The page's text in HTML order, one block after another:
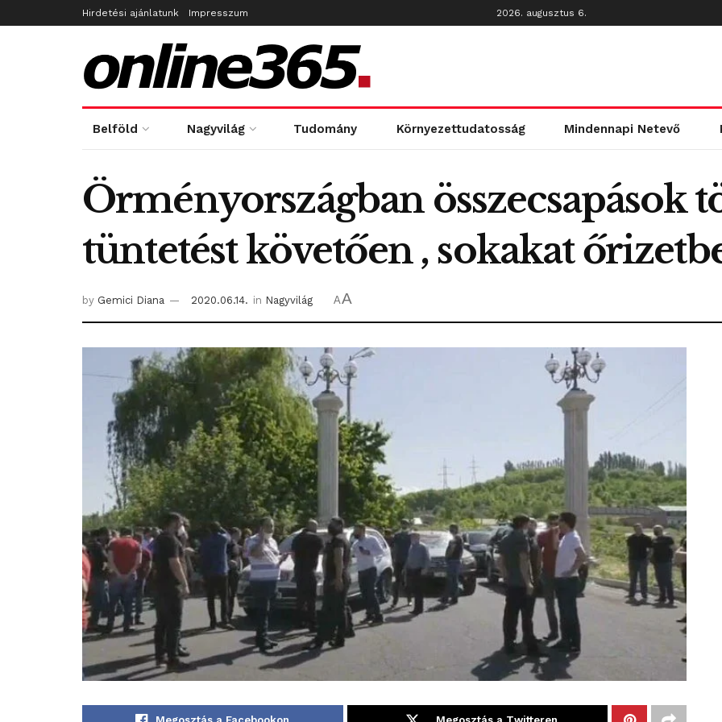
Hirdetési ajánlatunk Impresszum 2026. augusztus 6.
Belföld Nagyvilág Tudomány Környezettudatosság Mindennapi Netevő
Örményországban összecsapások
tüntetést követően , sokakat
by Gemici Diana 2020.06.14. in Nagyvilág AA